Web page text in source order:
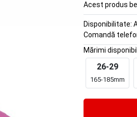
Acest produs
Disponibilitate:
Comandă
Mărimi
26-29
165-185mm